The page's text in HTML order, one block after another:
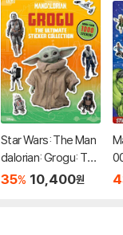
Star Wars: The Man
dalorian: Grogu: The
Ultimate Sticker Coll
35% 10,400원